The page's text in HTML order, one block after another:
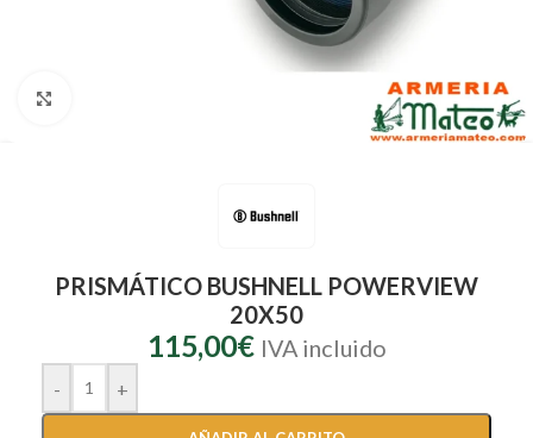
PRISMÁTICO BUSHNELL POWERVIEW
20X50
115,00€ IVA incluido
- +